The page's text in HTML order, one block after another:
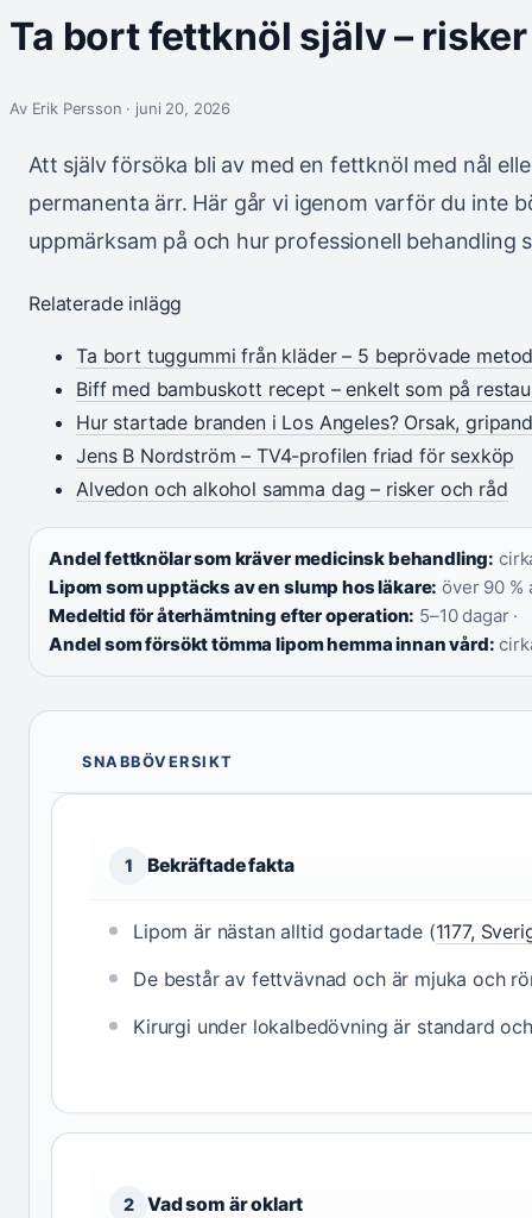
Ta bort fettknöl själv –
Av Erik Persson · juni 20, 2026
Att själv försöka bli av med en fettknöl med nål
permanenta ärr. Här går vi igenom varför du inte
uppmärksam på och hur professionell behandling
Relaterade inlägg
Ta bort tuggummi från kläder – 5 beprövade
Biff med bambuskott recept – enkelt som på
Hur startade branden i Los Angeles? Orsak,
Jens B Nordström – TV4-profilen friad för sexköp
Alvedon och alkohol samma dag – risker och råd
Andel fettknölar som kräver medicinsk behandling:
Lipom som upptäcks av en slump hos läkare: över 90 %
Medeltid för återhämtning efter operation: 5–10 dagar ·
Andel som försökt tömma lipom hemma innan vård:
SNABBÖVERSIKT
1 Bekräftade fakta
Lipom är nästan alltid godartade (1177,
De består av fettvävnad och är mjuka och
Kirurgi under lokalbedövning är standard
2 Vad som är oklart